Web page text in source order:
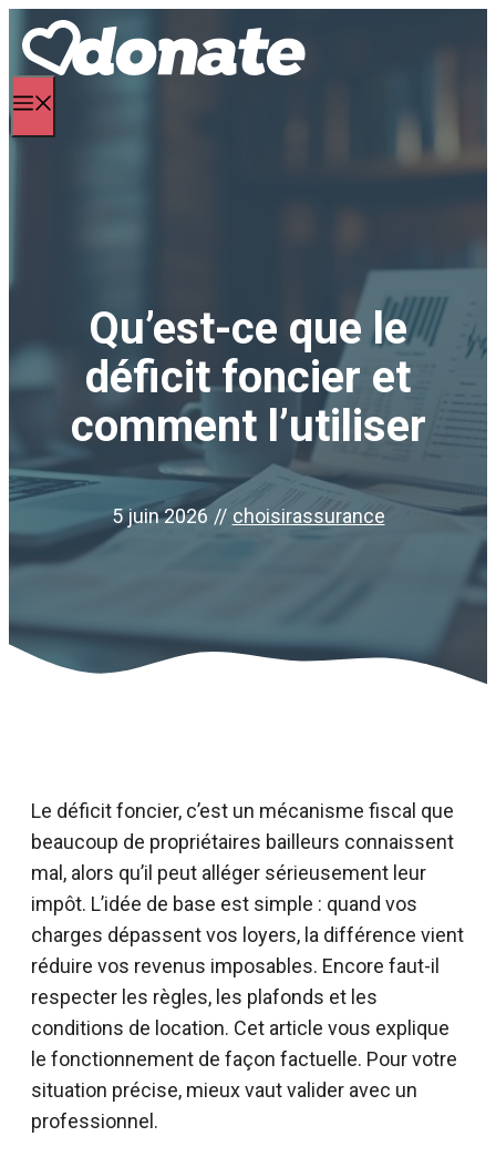
Aller
contenu
Qu’est-ce que le
déficit foncier et
comment l’utiliser
5 juin 2026 // choisirassurance
Le déficit foncier, c’est un mécanisme fiscal que
beaucoup de propriétaires bailleurs connaissent
mal, alors qu’il peut alléger sérieusement leur
impôt. L’idée de base est simple : quand vos
charges dépassent vos loyers, la différence vient
réduire vos revenus imposables. Encore faut-il
respecter les règles, les plafonds et les
conditions de location. Cet article vous explique
le fonctionnement de façon factuelle. Pour votre
situation précise, mieux vaut valider avec un
professionnel.